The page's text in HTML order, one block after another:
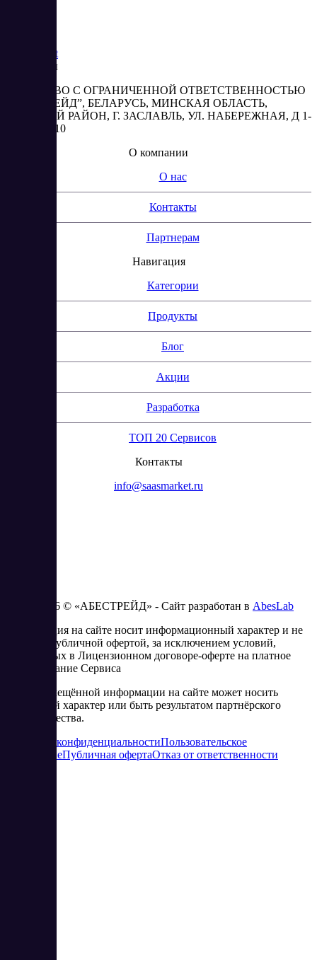
Market
Реквизиты
ОБЩЕСТВО С ОГРАНИЧЕННОЙ ОТВЕТСТВЕННОСТЬЮ
“АБЕСТРЕЙД”, БЕЛАРУСЬ, МИНСКАЯ ОБЛАСТЬ,
МИНСКИЙ РАЙОН, Г. ЗАСЛАВЛЬ, УЛ. НАБЕРЕЖНАЯ, Д 1-
2, КОМ. 310
О компании
О нас
Контакты
Партнерам
Навигация
Категории
Продукты
Блог
Акции
Разработка
ТОП 20 Сервисов
Контакты
info@saasmarket.ru
2023 - 2026 © «АБЕСТРЕЙД» - Сайт разработан в AbesLab
Информация на сайте носит информационный характер и не
является публичной офертой, за исключением условий,
изложенных в Лицензионном договоре-оферте на платное
использование Сервиса
Часть размещённой информации на сайте может носить
рекламный характер или быть результатом партнёрского
сотрудничества.
Политика конфиденциальностиПользовательское
соглашениеПубличная офертаОтказ от ответственности